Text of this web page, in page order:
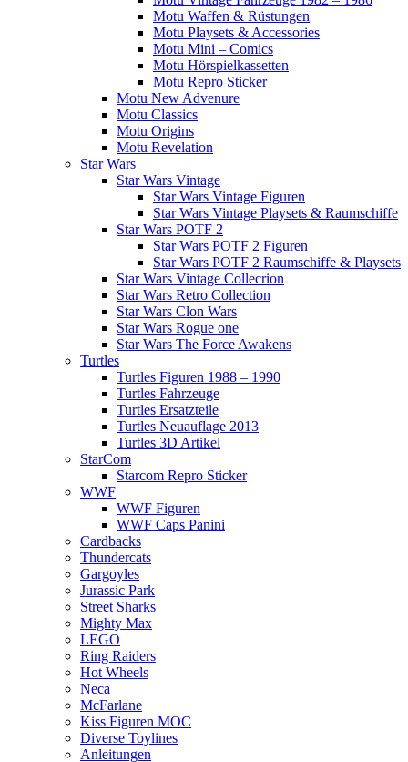
Motu Waffen & Rüstungen
Motu Playsets & Accessories
Motu Mini – Comics
Motu Hörspielkassetten
Motu Repro Sticker
Motu New Advenure
Motu Classics
Motu Origins
Motu Revelation
Star Wars
Star Wars Vintage
Star Wars Vintage Figuren
Star Wars Vintage Playsets & Raumschiffe
Star Wars POTF 2
Star Wars POTF 2 Figuren
Star Wars POTF 2 Raumschiffe & Playsets
Star Wars Vintage Collecrion
Star Wars Retro Collection
Star Wars Clon Wars
Star Wars Rogue one
Star Wars The Force Awakens
Turtles
Turtles Figuren 1988 – 1990
Turtles Fahrzeuge
Turtles Ersatzteile
Turtles Neuauflage 2013
Turtles 3D Artikel
StarCom
Starcom Repro Sticker
WWF
WWF Figuren
WWF Caps Panini
Cardbacks
Thundercats
Gargoyles
Jurassic Park
Street Sharks
Mighty Max
LEGO
Ring Raiders
Hot Wheels
Neca
McFarlane
Kiss Figuren MOC
Diverse Toylines
Anleitungen